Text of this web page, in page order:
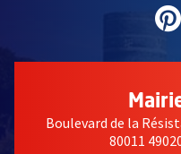
Boulevard de la
80011